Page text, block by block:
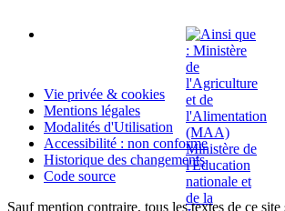
Vie privée & cookies
Mentions légales
Modalités d'Utilisation
Accessibilité : non conforme
Historique des changements
Code source
Sauf mention contraire, tous les textes de ce site